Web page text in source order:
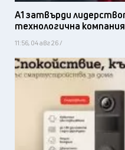
А1 затвърди
технологична
11:56, 04 авг 26 /